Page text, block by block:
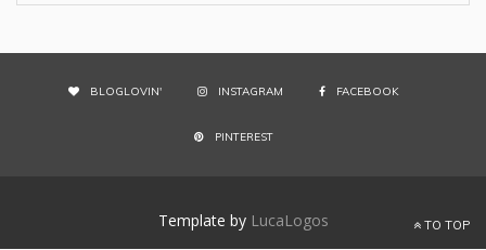
BLOGLOVIN' INSTAGRAM FACEBOOK
PINTEREST
Template by LucaLogos TO TOP